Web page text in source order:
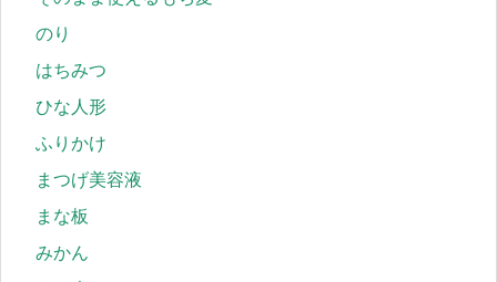
のり
はちみつ
ひな人形
ふりかけ
まつげ美容液
まな板
みかん